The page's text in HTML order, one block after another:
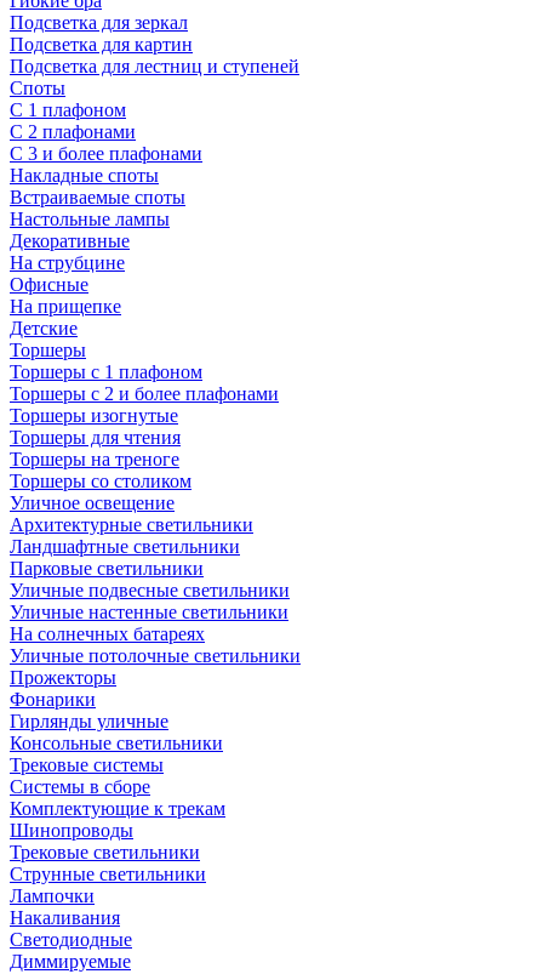
Подсветка для зеркал
Подсветка для картин
Подсветка для лестниц и ступеней
Споты
С 1 плафоном
С 2 плафонами
С 3 и более плафонами
Накладные споты
Встраиваемые споты
Настольные лампы
Декоративные
На струбцине
Офисные
На прищепке
Детские
Торшеры
Торшеры с 1 плафоном
Торшеры с 2 и более плафонами
Торшеры изогнутые
Торшеры для чтения
Торшеры на треноге
Торшеры со столиком
Уличное освещение
Архитектурные светильники
Ландшафтные светильники
Парковые светильники
Уличные подвесные светильники
Уличные настенные светильники
На солнечных батареях
Уличные потолочные светильники
Прожекторы
Фонарики
Гирлянды уличные
Консольные светильники
Трековые системы
Системы в сборе
Комплектующие к трекам
Шинопроводы
Трековые светильники
Струнные светильники
Лампочки
Накаливания
Светодиодные
Диммируемые